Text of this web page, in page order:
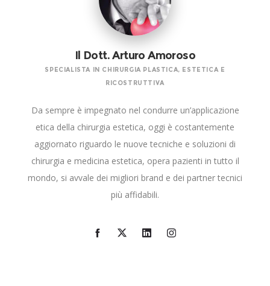
Il Dott. Arturo Amoroso
SPECIALISTA IN CHIRURGIA PLASTICA, ESTETICA E
RICOSTRUTTIVA
Da sempre è impegnato nel condurre un’applicazione
etica della chirurgia estetica, oggi è costantemente
aggiornato riguardo le nuove tecniche e soluzioni di
chirurgia e medicina estetica, opera pazienti in tutto il
mondo, si avvale dei migliori brand e dei partner tecnici
più affidabili.